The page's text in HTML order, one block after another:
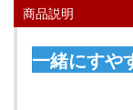
商品説明
一緒にすや